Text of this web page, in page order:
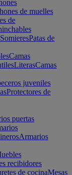
de muelles
de
SomieresPatas de
Camas
LiterasCamas
juveniles
Protectores de
puertas
Armarios
recibidores
de cocinaMesas